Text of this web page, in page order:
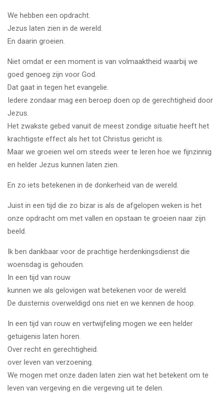
We hebben een opdracht.
Jezus laten zien in de wereld.
En daarin groeien.
Niet omdat er een moment is van volmaaktheid waarbij we
goed genoeg zijn voor God.
Dat gaat in tegen het evangelie.
Iedere zondaar mag een beroep doen op de gerechtigheid door
Jezus.
Het zwakste gebed vanuit de meest zondige situatie heeft het
krachtigste effect als het tot Christus gericht is.
Maar we groeien wel om steeds weer te leren hoe we fijnzinnig
en helder Jezus kunnen laten zien.
En zo iets betekenen in de donkerheid van de wereld.
Juist in een tijd die zo bizar is als de afgelopen weken is het
onze opdracht om met vallen en opstaan te groeien naar zijn
beeld.
Ik ben dankbaar voor de prachtige herdenkingsdienst die
woensdag is gehouden.
In een tijd van rouw
kunnen we als gelovigen wat betekenen voor de wereld.
De duisternis overweldigd ons niet en we kennen de hoop.
In een tijd van rouw en vertwijfeling mogen we een helder
getuigenis laten horen.
Over recht en gerechtigheid.
over leven van verzoening.
We mogen met onze daden laten zien wat het betekent om te
leven van vergeving en die vergeving uit te delen.